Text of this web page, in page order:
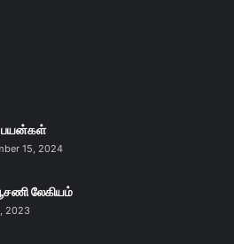
15, 2024
லேகியம்
2023